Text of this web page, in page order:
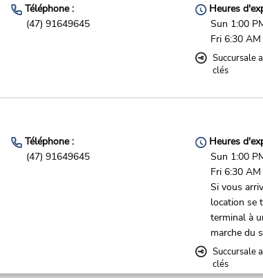
Téléphone :
(47) 91649645
Heures
Sun 1:00
Fri 6:30
Succursale
clés
Téléphone :
(47) 91649645
Heures
Sun 1:00
Fri 6:30
Si vous
location se
terminal à
marche du
Succursale
clés